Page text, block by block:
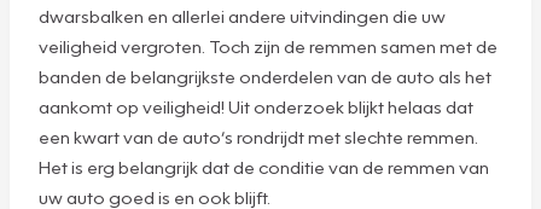
dwarsbalken en allerlei andere uitvindingen die uw
veiligheid vergroten. Toch zijn de remmen samen met de
banden de belangrijkste onderdelen van de auto als het
aankomt op veiligheid! Uit onderzoek blijkt helaas dat
een kwart van de auto’s rondrijdt met slechte remmen.
Het is erg belangrijk dat de conditie van de remmen van
uw auto goed is en ook blijft.